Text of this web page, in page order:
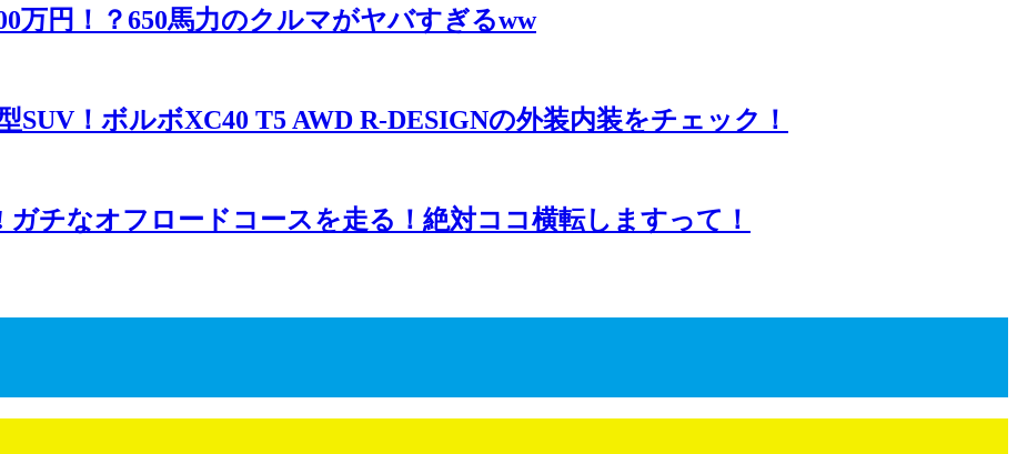
万円！？650馬力のクルマがヤバすぎるww
SUV！ボルボXC40 T5 AWD R-DESIGNの外装内装をチェック！
ガチなオフロードコースを走る！絶対ココ横転しますって！